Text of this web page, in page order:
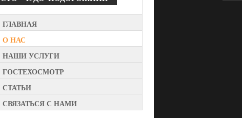
ГЛАВНАЯ
О НАС
НАШИ УСЛУГИ
ГОСТЕХОСМОТР
СТАТЬИ
СВЯЗАТЬСЯ С НАМИ